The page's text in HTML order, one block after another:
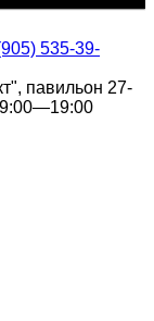
535-39-
павильон 27-